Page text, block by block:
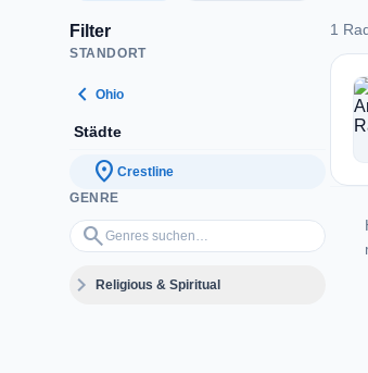
Filter
STANDORT
chevron_left Ohio
Städte
location_on Crestline
GENRE
search
Genres suchen…
expand_moreReligious & Spiritual
1
1